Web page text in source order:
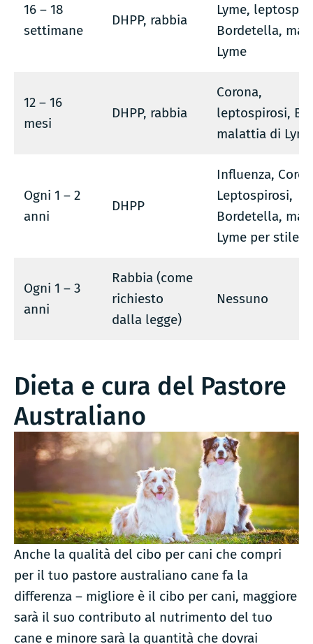
16 – 18
settimane
DHPP, rabbia
Lyme,
Bordetella,
Lyme
12 – 16
mesi
DHPP, rabbia
Corona,
leptospirosi,
malattia di
Ogni 1 – 2
anni
DHPP
Influenza,
Leptospirosi,
Bordetella,
Lyme per stile
Ogni 1 – 3
anni
Rabbia (come
richiesto
dalla legge)
Nessuno
Dieta e cura del Pastore
Australiano
Anche la qualità del cibo per cani che compri
per il tuo pastore australiano cane fa la
differenza – migliore è il cibo per cani, maggiore
sarà il suo contributo al nutrimento del tuo
cane e minore sarà la quantità che dovrai